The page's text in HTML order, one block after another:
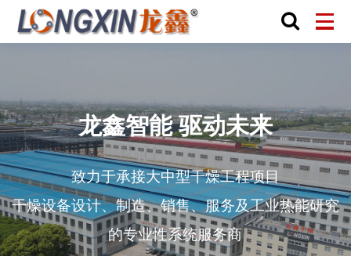
龙鑫智能 驱动未来
致力于承接大中型干燥工程项目
干燥设备设计、制造、销售、服务及工业热能研究
的专业性系统服务商